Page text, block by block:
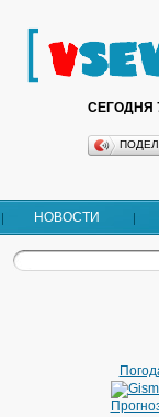
СЕГОДНЯ
НОВОСТИ